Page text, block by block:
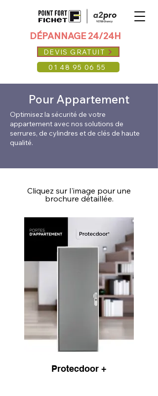
DÉPANNAGE 24/24H
DEVIS GRATUIT
01 48 95 06 55
Pour Appartement
Optimisez la sécurité de votre
appartement avec nos solutions de
serrures, de cylindres et de clés de haute
qualité.
Cliquez sur l'image pour une
brochure détaillée.
Protecdoor +